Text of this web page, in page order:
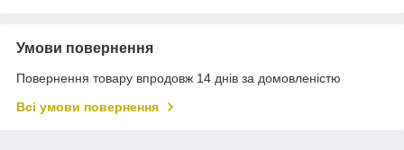
Умови повернення
Повернення товару впродовж 14 днів за домовленістю
Всі умови повернення